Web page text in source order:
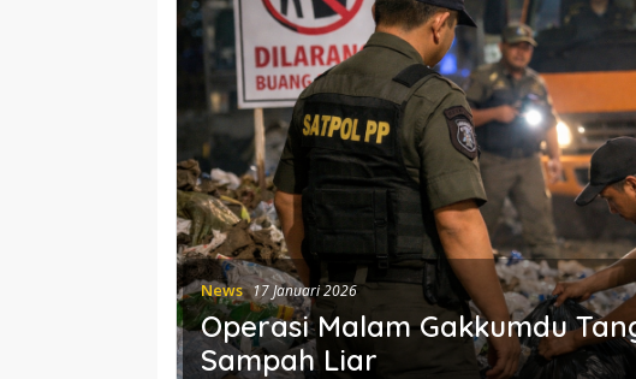
News 17 Januari 2026
Operasi Malam Gakkumdu
Sampah Liar